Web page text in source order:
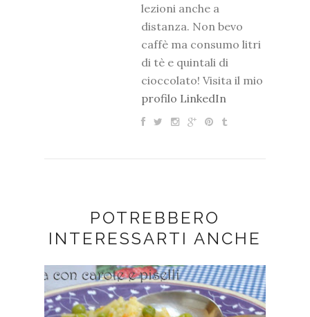
lezioni anche a
distanza. Non bevo
caffè ma consumo litri
di tè e quintali di
cioccolato! Visita il mio
profilo LinkedIn
POTREBBERO
INTERESSARTI ANCHE